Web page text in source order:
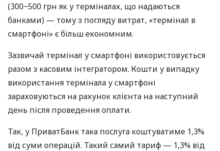
(300−500 грн як у терміналах, що надаються
банками) — тому з погляду витрат, «термінал в
смартфоні» є більш економним.
Зазвичай термінал у смартфоні використовується
разом з касовим інтегратором. Кошти у випадку
використання термінала у смартфоні
зараховуються на рахунок клієнта на наступний
день після проведення оплати.
Так, у ПриватБанк така послуга коштуватиме 1,3%
від суми операцій. Такий самий тариф — 1,3% від